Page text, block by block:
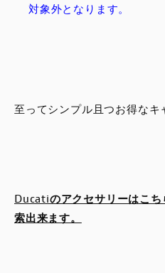
対象外となります。
至ってシンプル且つお得なキ
Ducatiのアクセサリーはこ
索出来ます。